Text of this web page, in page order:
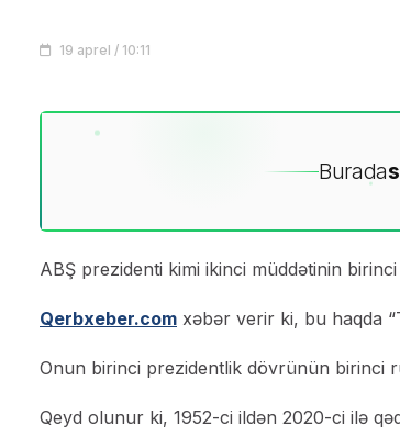
19 aprel / 10:11
Burada
ABŞ prezidenti kimi ikinci müddətinin
Qerbxeber.com xəbər verir ki, bu haqda
Onun birinci prezidentlik dövrünün birinci
Qeyd olunur ki, 1952-ci ildən 2020-ci ilə